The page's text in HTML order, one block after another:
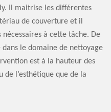
Il maitrise les différentes
de couverture et il
à cette tâche. De
dans le domaine de nettoyage
est à la hauteur des
de l’esthétique que de la